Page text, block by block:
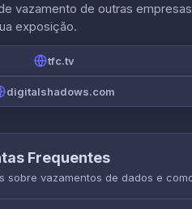
vazamento de outras
exposição.
tfc.tv
digitalshadows.com
Frequentes
sobre vazamentos de dados e